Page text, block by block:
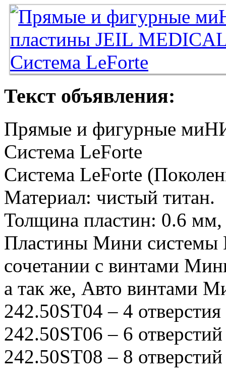
Текст объявления:
Прямые и фигурные
Система LeForte
Система LeForte
Материал: чистый титан.
Толщина пластин: 0.6
Пластины Мини системы
сочетании с винтами
а так же, Авто винтами
242.50ST04 – 4 отверстия
242.50ST06 – 6 отверстий
242.50ST08 – 8 отверстий